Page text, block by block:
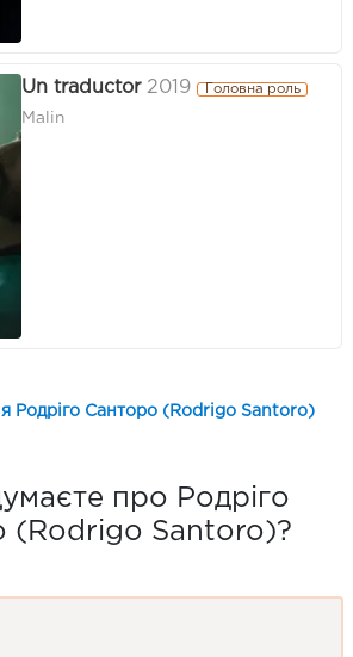
Un traductor 2019 Головна роль
Malin
Родріго Санторо (Rodrigo Santoro)
про Родріго
(Rodrigo Santoro)?